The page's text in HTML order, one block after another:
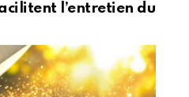
l’entretien du